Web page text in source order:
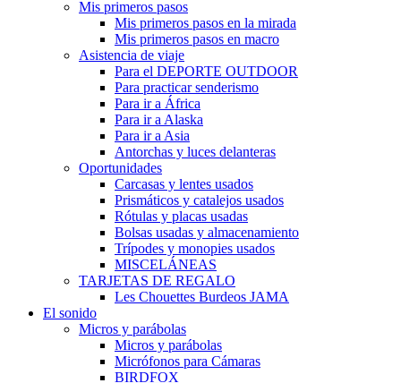
Mis primeros pasos
Mis primeros pasos en la mirada
Mis primeros pasos en macro
Asistencia de viaje
Para el DEPORTE OUTDOOR
Para practicar senderismo
Para ir a África
Para ir a Alaska
Para ir a Asia
Antorchas y luces delanteras
Oportunidades
Carcasas y lentes usados
Prismáticos y catalejos usados
Rótulas y placas usadas
Bolsas usadas y almacenamiento
Trípodes y monopies usados
MISCELÁNEAS
TARJETAS DE REGALO
Les Chouettes Burdeos JAMA
El sonido
Micros y parábolas
Micros y parábolas
Micrófonos para Cámaras
BIRDFOX